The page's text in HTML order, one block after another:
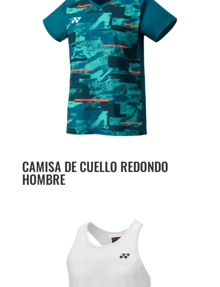
CAMISA DE CUELLO REDONDO
HOMBRE